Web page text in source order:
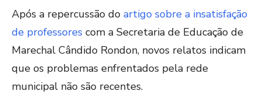
Após a repercussão do artigo sobre a insatisfação
de professores com a Secretaria de Educação de
Marechal Cândido Rondon, novos relatos indicam
que os problemas enfrentados pela rede
municipal não são recentes.